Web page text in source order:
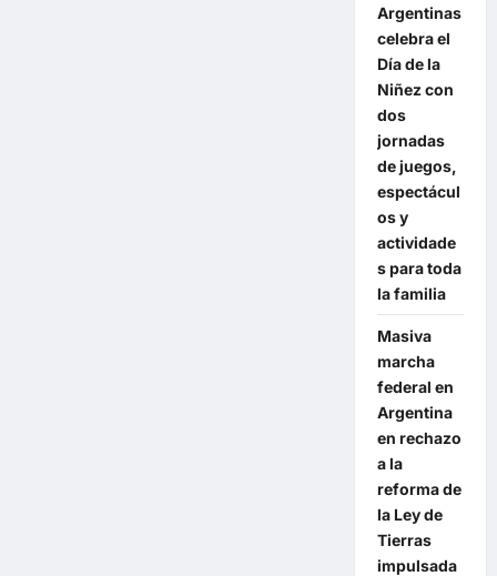
Argentinas
celebra el
Día de la
Niñez con
dos
jornadas
de juegos,
espectácul
os y
actividade
s para toda
la familia
Masiva
marcha
federal en
Argentina
en rechazo
a la
reforma de
la Ley de
Tierras
impulsada